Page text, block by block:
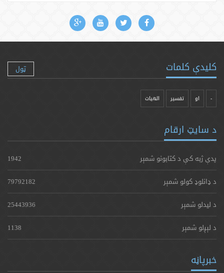
کلیدې کلمات ټول
- او تفسیر الهیات
د سایټ ارقام
پدې ژبه کې د کتابونو شمېر
1942
د ډانلوډ کولو شمېر
79792182
د لیدلو شمېر
25443936
د لېږلو شمېر
1138
خبرپاڼه